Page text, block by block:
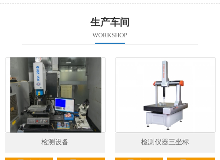
生产车间
WORKSHOP
检测设备 检测仪器三坐标